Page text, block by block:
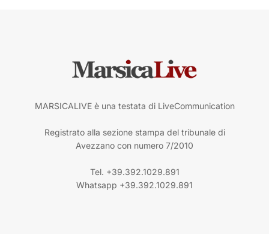
MARSICALIVE è una testata di LiveCommunication
Registrato alla sezione stampa del tribunale di
Avezzano con numero 7/2010
Tel. +39.392.1029.891
Whatsapp +39.392.1029.891